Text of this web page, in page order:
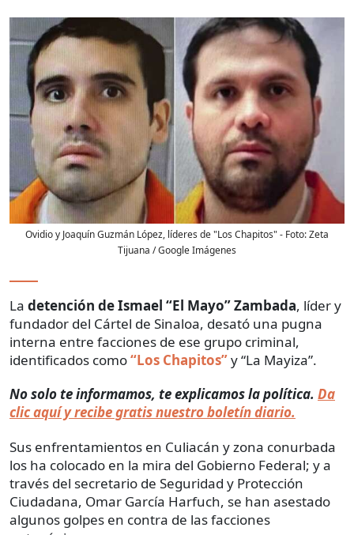
Ovidio y Joaquín Guzmán López, líderes de "Los Chapitos" - Foto:Zeta
Tijuana / Google Imágenes
La detención de Ismael “El Mayo” Zambada, líder y
fundador del Cártel de Sinaloa, desató una pugna
interna entre facciones de ese grupo criminal,
identificados como“Los Chapitos”y “La Mayiza”.
No solo te informamos, te explicamos la política. Da
clic aquí y recibe gratis nuestro boletín diario.
Sus enfrentamientos en Culiacán y zona conurbada
los ha colocado en la mira del Gobierno Federal; y a
través del secretario de Seguridad y Protección
Ciudadana, Omar García Harfuch, se han asestado
algunos golpes en contra de las facciones